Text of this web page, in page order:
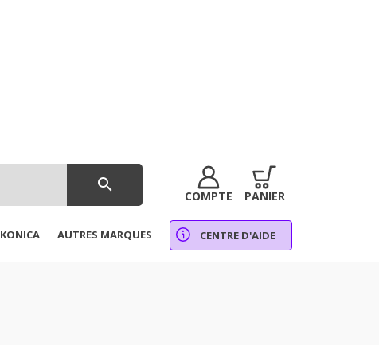
search
COMPTE PANIER
KONICA AUTRES MARQUES CENTRE D'AIDE